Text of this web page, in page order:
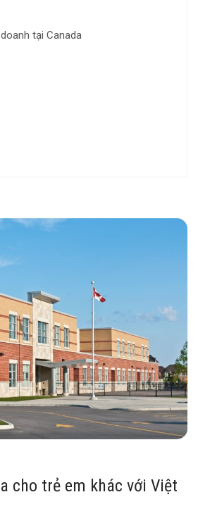
tại Canada
cho trẻ em khác với Việt